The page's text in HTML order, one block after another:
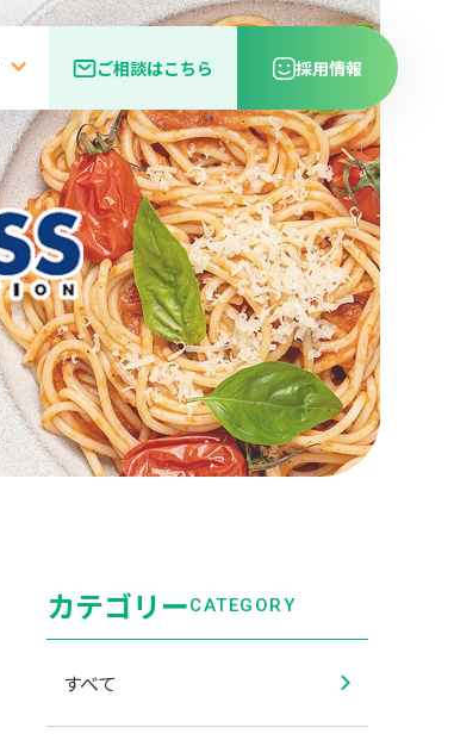
ご相談はこちら 採用情報
カテゴリーCATEGORY
すべて